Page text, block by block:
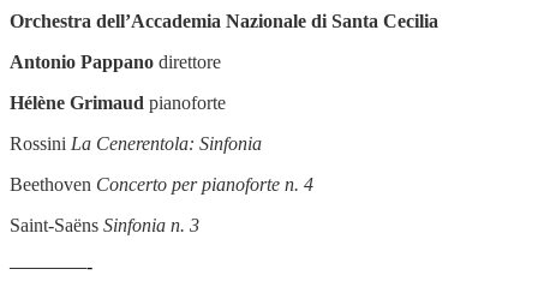
Orchestra dell’Accademia Nazionale di Santa Cecilia
Antonio Pappano direttore
Hélène Grimaud pianoforte
Rossini La Cenerentola: Sinfonia
Beethoven Concerto per pianoforte n. 4
Saint-Saëns Sinfonia n. 3
————-